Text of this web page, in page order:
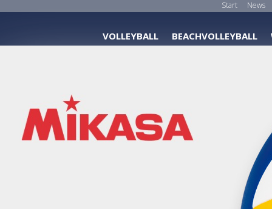
Start News
VOLLEYBALL BEACHVOLLEYBALL